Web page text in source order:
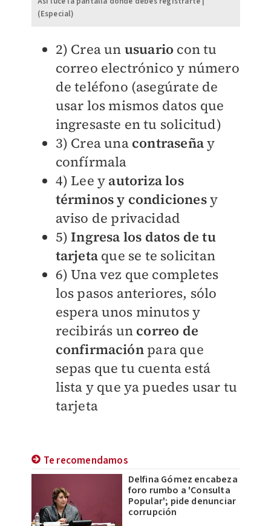
(Especial)
2) Crea un usuario con tu
correo electrónico y número
de teléfono (asegúrate de
usar los mismos datos que
ingresaste en tu solicitud)
3) Crea una contraseñay
confírmala
4) Lee y autoriza los
términos y condicionesy
aviso de privacidad
5)Ingresa los datos de tu
tarjetaque se te solicitan
6) Una vez que completes
los pasos anteriores, sólo
espera unos minutos y
recibirás un correo de
confirmaciónpara que
sepas que tu cuenta está
lista y que ya puedes usar tu
tarjeta
Te recomendamos
Delfina Gómez encabeza
foro rumbo a 'Consulta
Popular'; pide denunciar
corrupción